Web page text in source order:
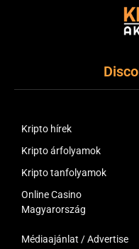
Kripto hírek
Kripto árfolyamok
Kripto tanfolyamok
Online Casino
Magyarország
Médiaajánlat / Advertise